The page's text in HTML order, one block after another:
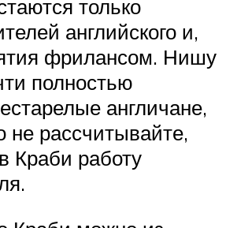
только
английского и,
фрилансом. Нишу
полностью
англичане,
не рассчитывайте,
Краби работу